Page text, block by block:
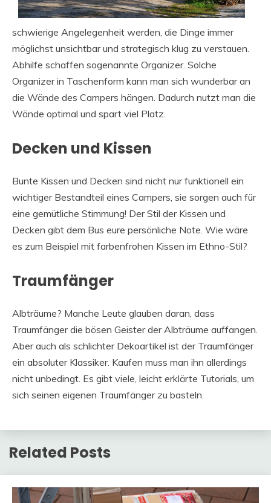
schwierige Angelegenheit werden, die Dinge immer
möglichst unsichtbar und strategisch klug zu verstauen.
Abhilfe schaffen sogenannte Organizer. Solche
Organizer in Taschenform kann man sich wunderbar an
die Wände des Campers hängen. Dadurch nutzt man die
Wände optimal und spart viel Platz.
Decken und Kissen
Bunte Kissen und Decken sind nicht nur funktionell ein
wichtiger Bestandteil eines Campers, sie sorgen auch für
eine gemütliche Stimmung! Der Stil der Kissen und
Decken gibt dem Bus eure persönliche Note. Wie wäre
es zum Beispiel mit farbenfrohen Kissen im Ethno-Stil?
Traumfänger
Albträume? Manche Leute glauben daran, dass
Traumfänger die bösen Geister der Albträume auffangen.
Aber auch als schlichter Dekoartikel ist der Traumfänger
ein absoluter Klassiker. Kaufen muss man ihn allerdings
nicht unbedingt. Es gibt viele, leicht erklärte Tutorials, um
sich seinen eigenen Traumfänger zu basteln.
Related Posts